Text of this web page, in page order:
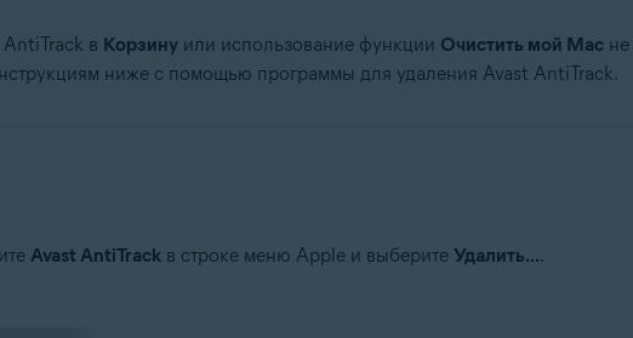
в Корзинуили использование функции Очистить мой Macне
ниже с помощью программы для удаления Avast AntiTrack.
Avast AntiTrackв строке меню Apple и выберите Удалить....